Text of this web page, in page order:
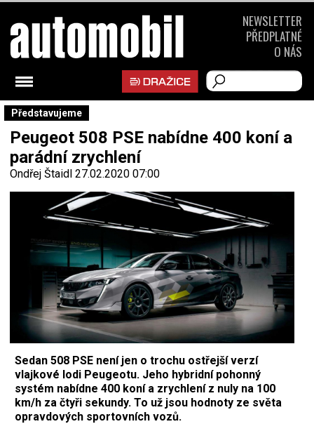
Představujeme
Peugeot 508 PSE nabídne 400 koní a
parádní zrychlení
Ondřej Štaidl 27.02.2020 07:00
Sedan 508 PSE není jen o trochu ostřejší verzí
vlajkové lodi Peugeotu. Jeho hybridní pohonný
systém nabídne 400 koní a zrychlení z nuly na 100
km/h za čtyři sekundy. To už jsou hodnoty ze světa
opravdových sportovních vozů.
NEWSLETTER
PŘEDPLATNÉ
O NÁS